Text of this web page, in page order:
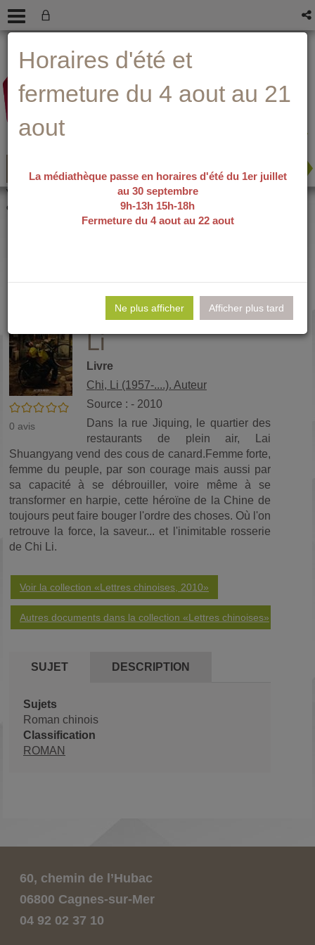
menu
contenu
recherche
Vous êtes ici :
Détail du
document
/5
0 avis
Le show de la
vie : roman / Chi
Li
Livre
Chi, Li (1957-....). Auteur
Source : - 2010
Dans la rue Jiquing, le quartier des
restaurants de plein air, Lai
Shuangyang vend des cous de canard.Femme forte,
femme du peuple, par son courage mais aussi par
sa capacité à se débrouiller, voire même à se
transformer en harpie, cette héroïne de la Chine de
toujours peut faire bouger l'ordre des choses. Où l'on
retrouve la force, la saveur... et l'inimitable rosserie
de Chi Li.
Voir la collection «Lettres chinoises, 2010»
Autres documents dans la collection «Lettres chinoises»
SUJET DESCRIPTION
Sujets
Roman chinois
Classification
ROMAN
Horaires d'été et
fermeture du 4 aout au 21
aout
La médiathèque passe en horaires d'été du 1er juillet
au 30 septembre
9h-13h 15h-18h
Fermeture du 4 aout au 22 aout
Ne plus afficher Afficher plus tard
60, chemin de l’Hubac
06800 Cagnes-sur-Mer
04 92 02 37 10